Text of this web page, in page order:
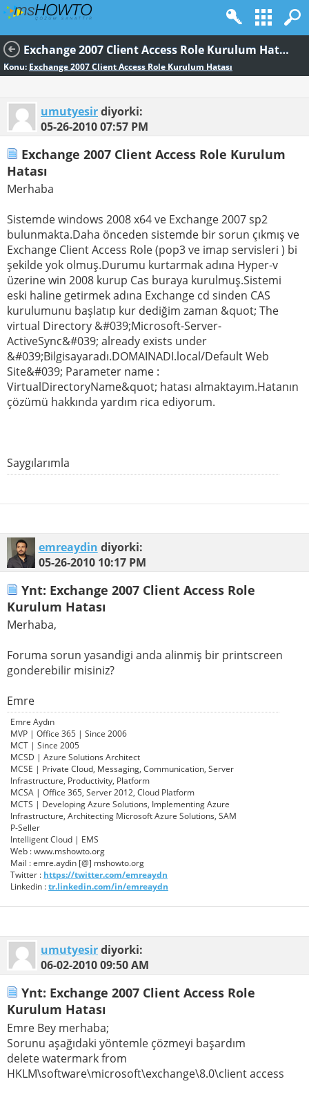
Exchange 2007 Client Access Role Kurulum Hatası
Konu: Exchange 2007 Client Access Role Kurulum Hatası
umutyesirdiyorki:
05-26-201007:57 PM
Exchange 2007 Client Access Role Kurulum
Hatası
Merhaba
Sistemde windows 2008 x64 ve Exchange 2007 sp2
bulunmakta.Daha önceden sistemde bir sorun çıkmış ve
Exchange Client Access Role (pop3 ve imap servisleri ) bi
şekilde yok olmuş.Durumu kurtarmak adına Hyper-v
üzerine win 2008 kurup Cas buraya kurulmuş.Sistemi
eski haline getirmek adına Exchange cd sinden CAS
kurulumunu başlatıp kur dediğim zaman &quot; The
virtual Directory &#039;Microsoft-Server-
ActiveSync&#039; already exists under
&#039;Bilgisayaradı.DOMAINADI.local/Default Web
Site&#039; Parameter name :
VirtualDirectoryName&quot; hatası almaktayım.Hatanın
çözümü hakkında yardım rica ediyorum.
Saygılarımla
emreaydin diyorki:
05-26-2010 10:17 PM
Ynt: Exchange 2007 Client Access Role
Kurulum Hatası
Merhaba,
Foruma sorun yasandigi anda alinmiş bir printscreen
gonderebilir misiniz?
Emre
Emre Aydın
MVP | Office 365 | Since 2006
MCT | Since 2005
MCSD | Azure Solutions Architect
MCSE | Private Cloud, Messaging, Communication, Server
Infrastructure, Productivity, Platform
MCSA | Office 365, Server 2012, Cloud Platform
MCTS | Developing Azure Solutions, Implementing Azure
Infrastructure, Architecting Microsoft Azure Solutions, SAM
P-Seller
Intelligent Cloud | EMS
Web : www.mshowto.org
Mail : emre.aydin [@] mshowto.org
Twitter : https://twitter.com/emreaydn
Linkedin :tr.linkedin.com/in/emreaydn
umutyesirdiyorki:
06-02-201009:50 AM
Ynt: Exchange 2007 Client Access Role
Kurulum Hatası
Emre Bey merhaba;
Sorunu aşağıdaki yöntemle çözmeyi başardım
delete watermark from
HKLM\software\microsoft\exchange\8.0\client access